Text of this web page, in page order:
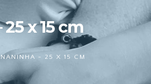
x 15 cm
- 25 X 15 CM